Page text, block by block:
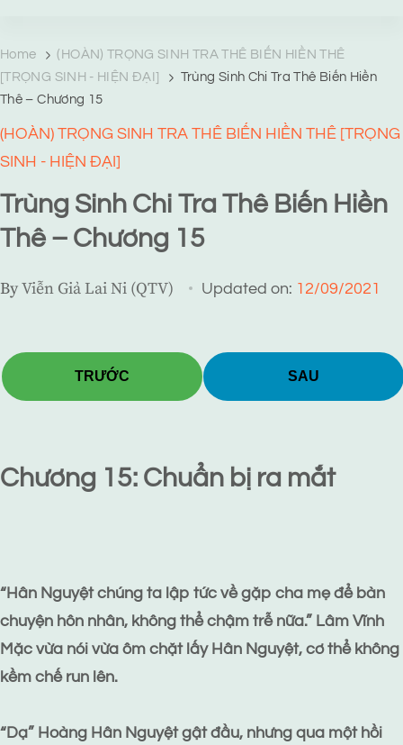
Home
(HOÀN) TRỌNG SINH TRA THÊ BIẾN HIỀN THÊ
[TRỌNG SINH - HIỆN ĐẠI]
Trùng Sinh Chi Tra Thê Biến Hiền
Thê – Chương 15
(HOÀN) TRỌNG SINH TRA THÊ BIẾN HIỀN THÊ [TRỌNG
SINH - HIỆN ĐẠI]
Trùng Sinh Chi Tra Thê Biến Hiền
Thê – Chương 15
ByViễn Giả Lai Ni (QTV) Updated on: 12/09/2021
TRƯỚC SAU
Chương 15: Chuẩn bị ra mắt
“Hân Nguyệt chúng ta lập tức về gặp cha mẹ để bàn
chuyện hôn nhân, không thể chậm trễ nữa.” Lâm Vĩnh
Mặc vừa nói vừa ôm chặt lấy Hân Nguyệt, cơ thể không
kềm chế run lên.
“Dạ” Hoàng Hân Nguyệt gật đầu, nhưng qua một hồi